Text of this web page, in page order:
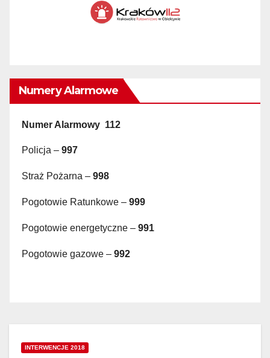
Numery Alarmowe
Numer Alarmowy 112
Policja – 997
Straż Pożarna – 998
Pogotowie Ratunkowe – 999
Pogotowie energetyczne – 991
Pogotowie gazowe – 992
INTERWENCJE 2018